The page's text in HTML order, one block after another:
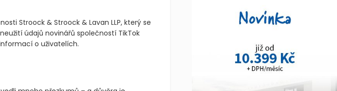
Stroock & Stroock & Lavan LLP, který se
údajů novinářů společností TikTok
o uživatelích.